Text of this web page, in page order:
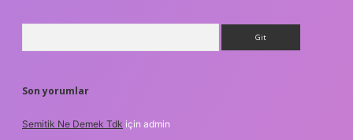
Son yorumlar
Semitik Ne Demek Tdk için admin